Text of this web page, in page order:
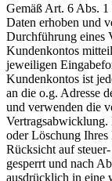
Gemäß Art. 6 Abs.
Daten erhoben und
Durchführung eines
Kundenkontos
jeweiligen
Kundenkontos ist
an die o.g. Adresse
und verwenden die
oder Löschung
Rücksicht auf
gesperrt und nach
ausdrücklich in eine